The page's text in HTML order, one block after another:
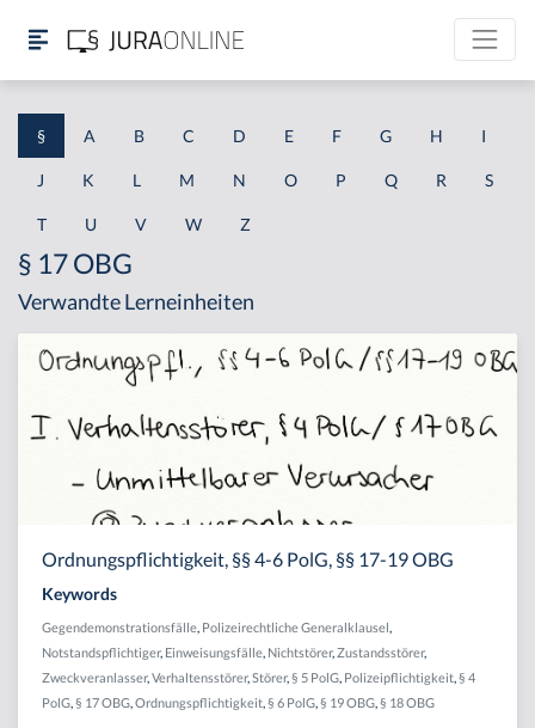
§ A B C D E F G H I
J K L M N O P Q R S
T U V W Z
§ 17 OBG
Verwandte Lerneinheiten
Ordnungspflichtigkeit, §§ 4-6 PolG, §§ 17-19 OBG
Keywords
Gegendemonstrationsfälle Polizeirechtliche Generalklausel
Notstandspflichtiger, Einweisungsfälle Nichtstörer, Zustandsstörer,
Zweckveranlasser, Verhaltensstörer, Störer, § 5 PolG Polizeipflichtigkeit § 4
PolG § 17 OBG Ordnungspflichtigkeit § 6 PolG § 19 OBG § 18 OBG